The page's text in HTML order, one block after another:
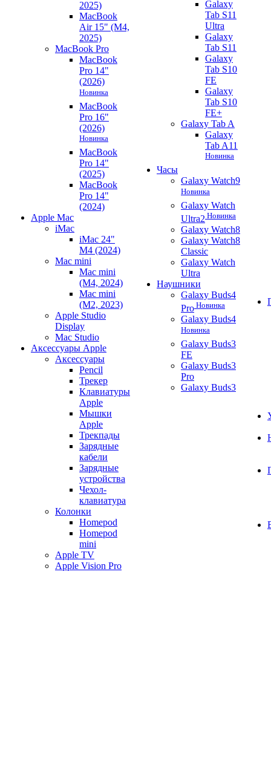
2025)
MacBook
Air 15" (M4,
2025)
MacBook Pro
MacBook
Pro 14"
(2026)
Новинка
MacBook
Pro 16"
(2026)
Новинка
MacBook
Pro 14"
(2025)
MacBook
Pro 14"
(2024)
Apple Mac
iMac
iMac 24"
M4 (2024)
Mac mini
Mac mini
(M4, 2024)
Mac mini
(M2, 2023)
Apple Studio
Display
Mac Studio
Аксессуары Apple
Аксессуары
Pencil
Трекер
Клавиатуры
Apple
Мышки
Apple
Трекпады
Зарядные
кабели
Зарядные
устройства
Чехол-
клавиатура
Колонки
Homepod
Homepod
mini
Apple TV
Apple Vision Pro
Galaxy
Tab S11
Ultra
Galaxy
Tab S11
Galaxy
Tab S10
FE
Galaxy
Tab S10
FE+
Galaxy Tab A
Galaxy
Tab A11
Новинка
Часы
Galaxy Watch9
Новинка
Galaxy Watch
Ultra2 Новинка
Galaxy Watch8
Galaxy Watch8
Classic
Galaxy Watch
Ultra
Наушники
Galaxy Buds4
Pro Новинка
Galaxy Buds4
Новинка
Galaxy Buds3
FE
Galaxy Buds3
Pro
Galaxy Buds3